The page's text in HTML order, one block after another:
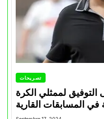
تصريحات
لممثلي الكرة